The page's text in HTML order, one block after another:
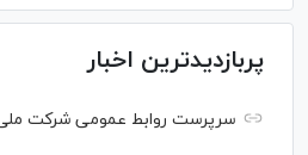
پربازدیدترین اخبار
سرپرست روابط عمومی شرکت ملی